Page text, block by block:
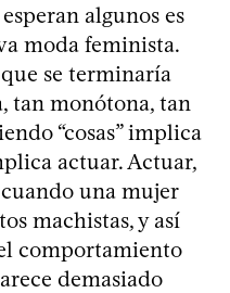
algunos es
moda feminista.
se terminaría
tan monótona, tan
“cosas” implica
actuar. Actuar,
cuando una mujer
machistas, y así
comportamiento
demasiado